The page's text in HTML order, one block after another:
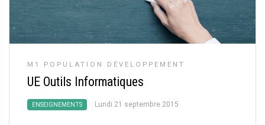
M1 POPULATION DÉVELOPPEMENT
UE Outils Informatiques
ENSEIGNEMENTS Lundi 21 septembre 2015